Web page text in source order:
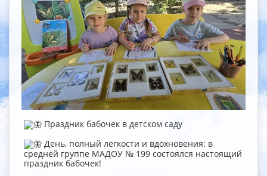
Праздник бабочек в детском саду
День, полный лёгкости и вдохновения: в
средней группе МАДОУ № 199 состоялся настоящий
праздник бабочек!